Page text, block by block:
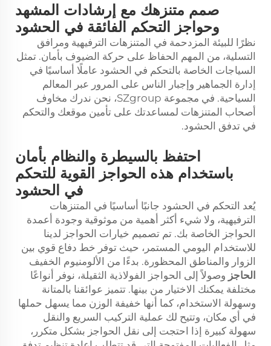
صمم متنزهك مع إرشادات المشهد
وحواجز التحكم الفائقة في الحشود
نظرًا للبيئة المزدحمة في المتنزهات الترفيهية ومرافق
التسلية، من المهم الحفاظ على حركة الضيوف بأمان. تمثل
السياجات الخاصة بالتحكم في الحشود عاملًا أساسيًا في
إدارة الجماهير وإجبار الناس على المرور عبر المعالم
السياحية. في مجموعة SZgroup، نحن ندرك مخاوف
أصحاب المتنزهات لمساعدتك على تأمين موقعك والتحكم
في تدفق الحشود.
احتفظ بالسيطرة والنظام بأمان
باستخدام هذه الحواجز القوية للتحكم
في الحشود
يُعد التحكم في الحشود جانبًا أساسيًا في المتنزهات
الترفيهية، ولا شيء أكثر أهمية من موثوقية وجودة أعمدة
الحواجز الخاصة بك. تم تصميم خيارات الحواجز لدينا
للاستخدام اليومي المستمر، حيث توفر خط دفاع قوي بين
الزوار والمناطق المحظورة. بدءًا من الألومنيوم الخفيف
الحاجز وصولاً إلى الحواجز الفولاذية الثقيلة، نوفر أنواعًا
مختلفة يمكنك الاختيار من بينها. تتميز عوائقنا بالمتانة
وسهولة الاستخدام، كما أنها خفيفة الوزن مما يسهل حملها
في أي مكان، وتتيح لك عملية التركيب السريع والنقل
سهولة كبيرة إذا احتجت إلى نقل الحواجز بشكل متكرر،